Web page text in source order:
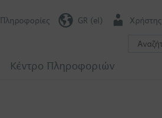
Κέντρο Πληροφοριών
Πληροφορίες GR (el) Χρήστης